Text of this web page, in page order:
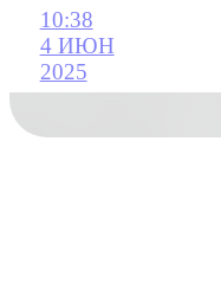
10:38
4 ИЮН
2025